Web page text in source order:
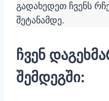
გადახედეთ ჩვენს
შეტანამდე.
ჩვენ
შემდეგში: